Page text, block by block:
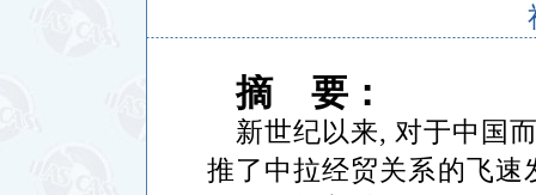
摘 要：
新世纪以来, 对于中国
推了中拉经贸关系的飞